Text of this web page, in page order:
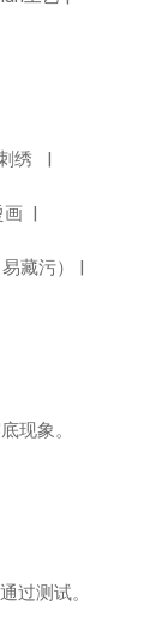
绣 |
画 |
藏污） |
现象。
过测试。